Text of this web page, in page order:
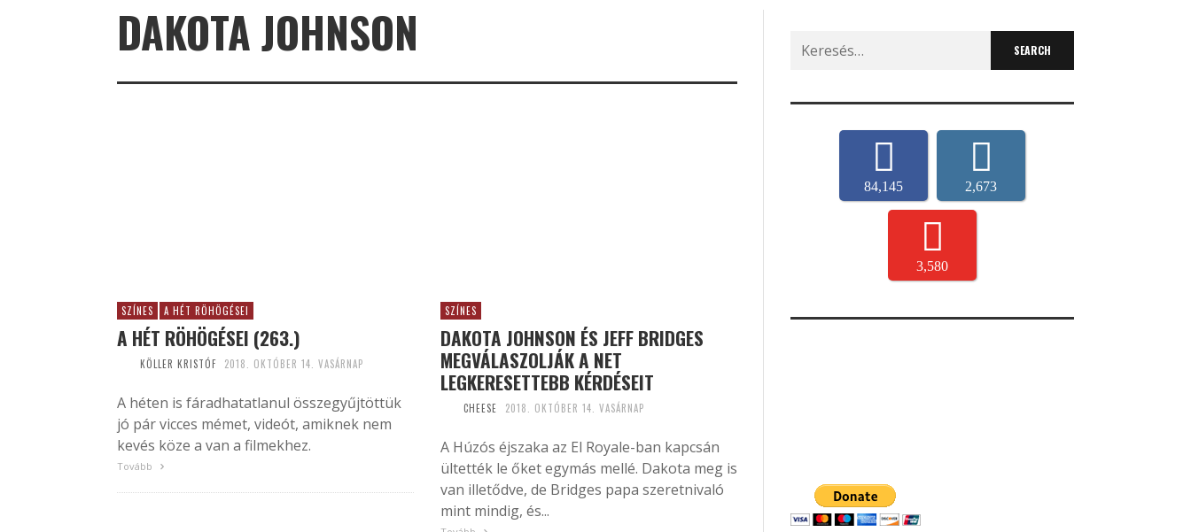
DAKOTA JOHNSON
SZÍNES A HÉT RÖHÖGÉSEI
A HÉT RÖHÖGÉSEI (263.)
KÖLLER KRISTÓF 2018. OKTÓBER 14. VASÁRNAP
A héten is fáradhatatlanul összegyűjtöttük
jó pár vicces mémet, videót, amiknek nem
kevés köze a van a filmekhez.
Tovább
SZÍNES
DAKOTA JOHNSON ÉS JEFF BRIDGES
MEGVÁLASZOLJÁK A NET
LEGKERESETTEBB KÉRDÉSEIT
CHEESE 2018. OKTÓBER 14. VASÁRNAP
A Húzós éjszaka az El Royale-ban kapcsán
ültették le őket egymás mellé. Dakota meg is
van illetődve, de Bridges papa szeretnivaló
mint mindig, és...
Search
for:
84,145 2,673
3,580